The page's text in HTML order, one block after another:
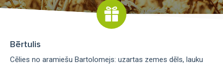
Bērtulis
Cēlies no aramiešu Bartolomejs: uzartas zemes dēls, lauku